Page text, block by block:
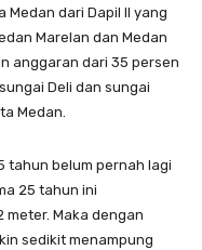
Medan dari Dapil II yang
Marelan dan Medan
anggaran dari 35 persen
Deli dan sungai
Medan.
tahun belum pernah lagi
25 tahun ini
Maka dengan
sedikit menampung